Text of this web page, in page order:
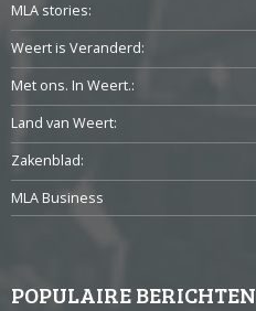
MLA stories:
Weert is Veranderd:
Met ons. In Weert.:
Land van Weert:
Zakenblad:
MLA Business
POPULAIRE BERICHTEN